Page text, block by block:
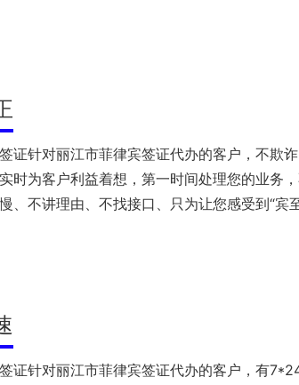
证针对丽江市菲律宾签证代办的客户，不欺
时为客户利益着想，第一时间处理您的业务，
、不讲理由、不找接口、只为让您感受到“宾至
证针对丽江市菲律宾签证代办的客户，有